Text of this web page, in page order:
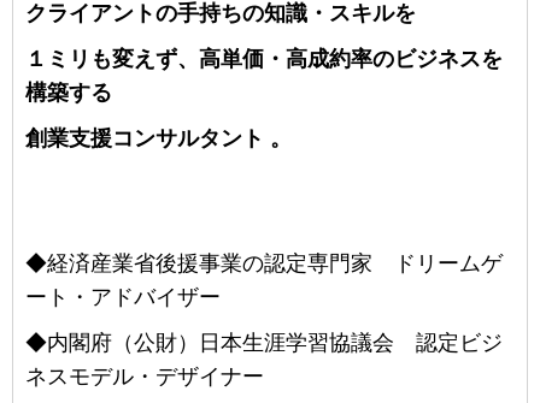
クライアントの手持ちの知識・スキルを
１ミリも変えず、 高単価・高成約率のビジネスを
構築する
創業支援コンサルタント 。
◆経済産業省後援事業の認定専門家 ドリームゲ
ート・アドバイザー
◆内閣府（公財）日本生涯学習協議会 認定ビジ
ネスモデル・デザイナー